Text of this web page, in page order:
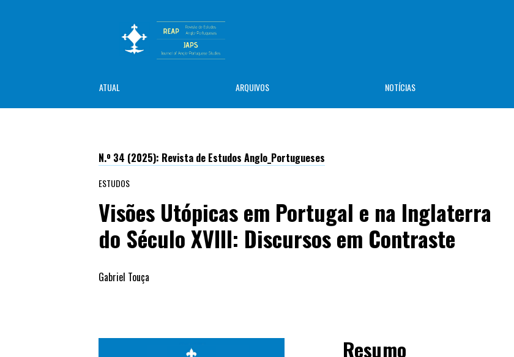
ATUAL ARQUIVOS NOTÍCIAS
N.º 34 (2025): Revista de Estudos Anglo_Portugueses
ESTUDOS
Visões Utópicas em Portugal e na Inglaterra
do Século XVIII: Discursos em Contraste
Gabriel Touça
Resumo